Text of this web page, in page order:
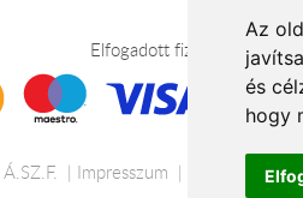
Az
és
hogy
Elfogadott fizetési módok
Á.SZ.F. Impresszum Adatkezelési